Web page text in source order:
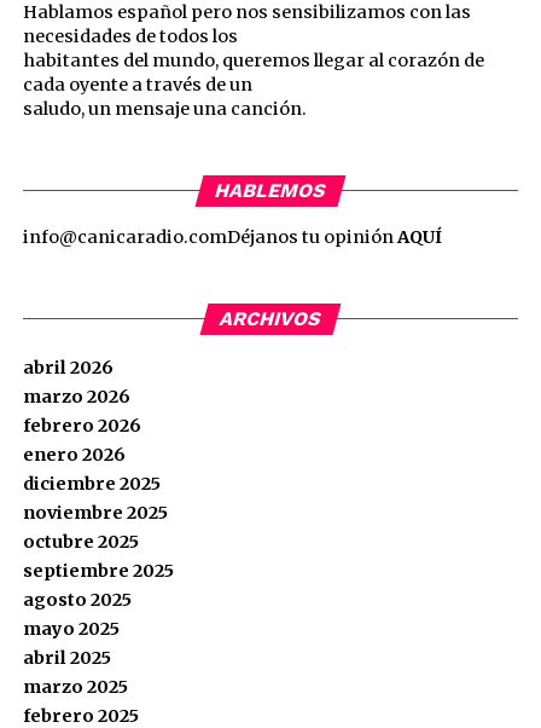
Hablamos español pero nos sensibilizamos con las
necesidades de todos los
habitantes del mundo, queremos llegar al corazón de
cada oyente a través de un
saludo, un mensaje una canción.
HABLEMOS
info@canicaradio.comDéjanos tu opiniónAQUÍ
ARCHIVOS
abril 2026
marzo 2026
febrero 2026
enero 2026
diciembre 2025
noviembre 2025
octubre 2025
septiembre 2025
agosto 2025
mayo 2025
abril 2025
marzo 2025
febrero 2025